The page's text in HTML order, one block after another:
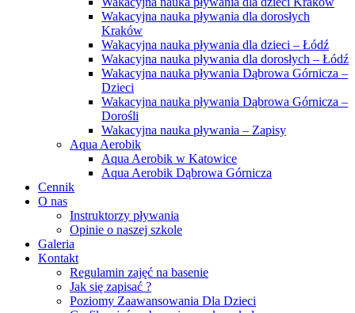
Wakacyjna nauka pływania dla dorosłych
Kraków
Wakacyjna nauka pływania dla dzieci – Łódź
Wakacyjna nauka pływania dla dorosłych – Łódź
Wakacyjna nauka pływania Dąbrowa Górnicza –
Dzieci
Wakacyjna nauka pływania Dąbrowa Górnicza –
Dorośli
Wakacyjna nauka pływania – Zapisy
Aqua Aerobik
Aqua Aerobik w Katowice
Aqua Aerobik Dąbrowa Górnicza
Cennik
O nas
Instruktorzy pływania
Opinie o naszej szkole
Galeria
Kontakt
Regulamin zajęć na basenie
Jak się zapisać ?
Poziomy Zaawansowania Dla Dzieci